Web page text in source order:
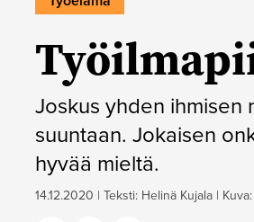
Joskus yhden
suuntaan. Jokaisen
hyvää mieltä.
14.12.2020 | Teksti: Helinä Kujala |